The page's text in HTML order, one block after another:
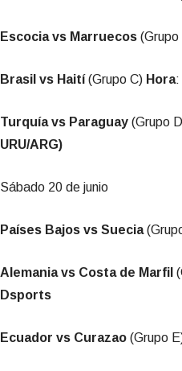
Escocia vs Marruecos (Grupo
Brasil vs Haití(Grupo C) Hora:
Turquía vs Paraguay (Grupo
URU/ARG)
Sábado 20 de junio
Países Bajos vs Suecia
Alemania vs Costa de Marfil
Dsports
Ecuador vs Curazao (Grupo